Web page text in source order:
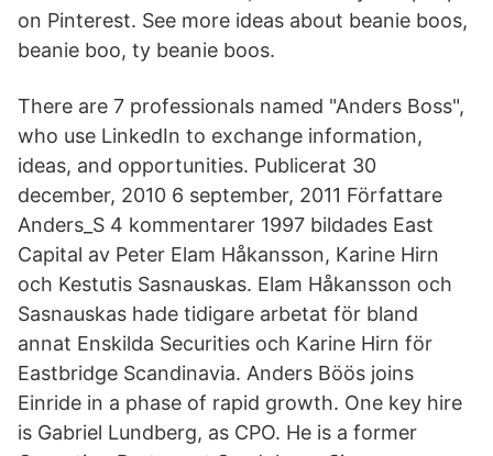
on Pinterest. See more ideas about beanie boos,
beanie boo, ty beanie boos.
There are 7 professionals named "Anders Boss",
who use LinkedIn to exchange information,
ideas, and opportunities. Publicerat 30
december, 2010 6 september, 2011 Författare
Anders_S 4 kommentarer 1997 bildades East
Capital av Peter Elam Håkansson, Karine Hirn
och Kestutis Sasnauskas. Elam Håkansson och
Sasnauskas hade tidigare arbetat för bland
annat Enskilda Securities och Karine Hirn för
Eastbridge Scandinavia. Anders Böös joins
Einride in a phase of rapid growth. One key hire
is Gabriel Lundberg, as CPO. He is a former